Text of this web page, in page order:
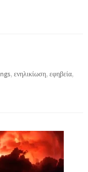
,ενηλικίωση,εφηβεία,